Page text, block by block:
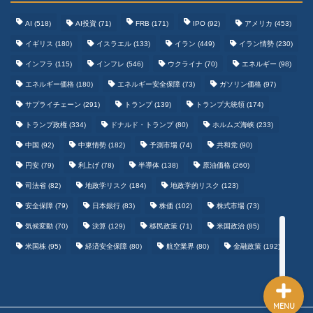
AI (518) AI投資 (71) FRB (171) IPO (92) アメリカ (453)
イギリス (180) イスラエル (133) イラン (449) イラン情勢 (230)
インフラ (115) インフレ (546) ウクライナ (70) エネルギー (98)
エネルギー価格 (180) エネルギー安全保障 (73) ガソリン価格 (97)
サプライチェーン (291) トランプ(139) トランプ大統領 (174)
トランプ政権 (334) ドナルド・トランプ(80) ホルムズ海峡 (233)
中国 (92) 中東情勢 (182) 予測市場 (74) 共和党 (90)
円安 (79) 利上げ (78) 半導体 (138) 原油価格 (260)
司法省 (82) 地政学リスク (184) 地政学的リスク (123)
安全保障 (79) 日本銀行 (83) 株価 (102) 株式市場 (73)
気候変動 (70) 決算 (129) 移民政策 (71) 米国政治 (85)
米国株 (95) 経済安全保障 (80) 航空業界 (80) 金融政策 (192)
MENU
野球まとめ
サッカーまとめ